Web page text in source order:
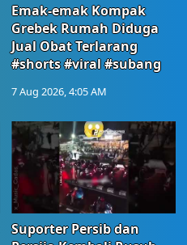
Emak-emak Kompak
Grebek Rumah Diduga
Jual Obat Terlarang
#shorts #viral #subang
7 Aug 2026, 4:05 AM
Suporter Persib dan